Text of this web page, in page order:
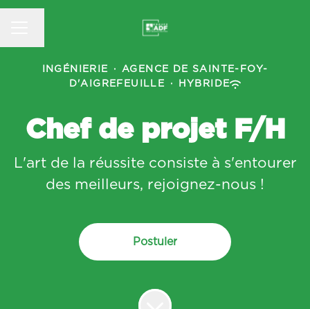
INGÉNIERIE ·
AGENCE DE SAINTE-FOY-
D'AIGREFEUILLE
· HYBRIDE
Chef de projet F/H
L'art de la réussite consiste à s'entourer
des meilleurs, rejoignez-nous !
Postuler